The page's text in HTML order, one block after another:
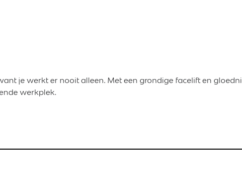
je werkt er nooit alleen. Met een grondige facelift en
werkplek.